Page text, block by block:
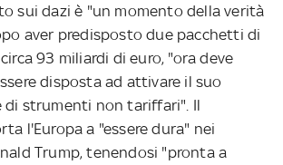
sui dazi è "un momento della verità
aver predisposto due pacchetti di
93 miliardi di euro, "ora deve
disposta ad attivare il suo
di strumenti non tariffari". Il
l'Europa a "essere dura" nei
Trump, tenendosi "pronta a